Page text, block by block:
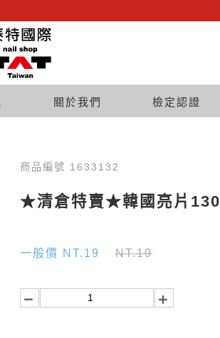
關於我們 檢定認證
商品編號 1633132
★清倉特賣★韓國亮片130
一般價 NT.19 NT.19